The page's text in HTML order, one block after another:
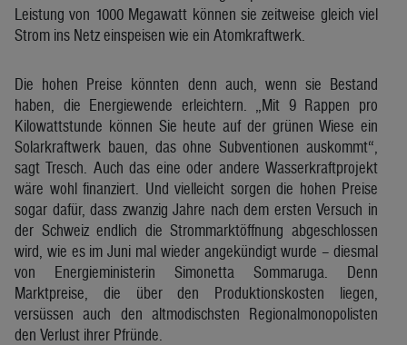
Leistung von 1000 Megawatt können sie zeitweise gleich viel
Strom ins Netz einspeisen wie ein Atomkraftwerk.
Die hohen Preise könnten denn auch, wenn sie Bestand
haben, die Energiewende erleichtern. „Mit 9 Rappen pro
Kilowattstunde können Sie heute auf der grünen Wiese ein
Solarkraftwerk bauen, das ohne Subventionen auskommt“,
sagt Tresch. Auch das eine oder andere Wasserkraftprojekt
wäre wohl finanziert. Und vielleicht sorgen die hohen Preise
sogar dafür, dass zwanzig Jahre nach dem ersten Versuch in
der Schweiz endlich die Strommarktöffnung abgeschlossen
wird, wie es im Juni mal wieder angekündigt wurde – diesmal
von Energieministerin Simonetta Sommaruga. Denn
Marktpreise, die über den Produktionskosten liegen,
versüssen auch den altmodischsten Regionalmonopolisten
den Verlust ihrer Pfründe.